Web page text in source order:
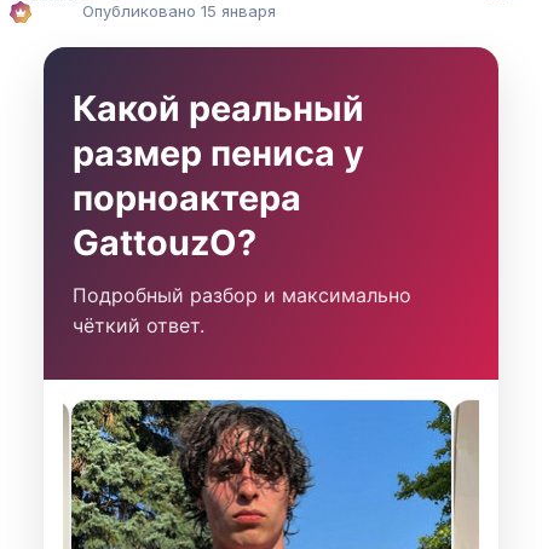
Опубликовано 15 января
Какой реальный
размер пениса у
порноактера
GattouzO?
Подробный разбор и максимально
чёткий ответ.